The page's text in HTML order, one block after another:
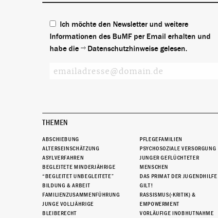
Ich möchte den Newsletter und weitere
Informationen des BuMF per Email erhalten und
habe die
Datenschutzhinweise gelesen.
THEMEN
ABSCHIEBUNG
ALTERSEINSCHÄTZUNG
ASYLVERFAHREN
BEGLEITETE MINDERJÄHRIGE
“BEGLEITET UNBEGLEITETE”
BILDUNG & ARBEIT
FAMILIENZUSAMMENFÜHRUNG
JUNGE VOLLJÄHRIGE
BLEIBERECHT
PFLEGEFAMILIEN
PSYCHOSOZIALE VERSORGUNG
JUNGER GEFLÜCHTETER
MENSCHEN
DAS PRIMAT DER JUGENDHILFE
GILT!
RASSISMUS(-KRITIK) &
EMPOWERMENT
VORLÄUFIGE INOBHUTNAHME